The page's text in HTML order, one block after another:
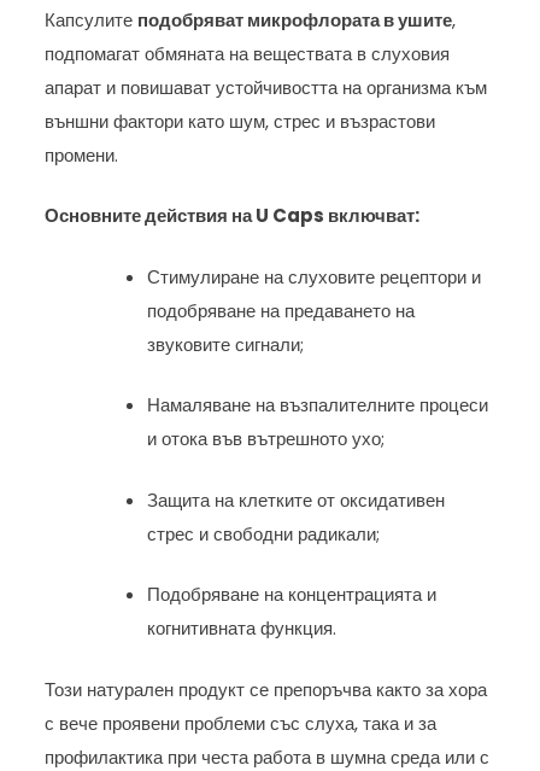
Капсулите подобряват микрофлората в ушите,
подпомагат обмяната на веществата в слуховия
апарат и повишават устойчивостта на организма към
външни фактори като шум, стрес и възрастови
промени.
Основните действия на U Caps включват:
Стимулиране на слуховите рецептори и
подобряване на предаването на
звуковите сигнали;
Намаляване на възпалителните процеси
и отока във вътрешното ухо;
Защита на клетките от оксидативен
стрес и свободни радикали;
Подобряване на концентрацията и
когнитивната функция.
Този натурален продукт се препоръчва както за хора
с вече проявени проблеми със слуха, така и за
профилактика при честа работа в шумна среда или с